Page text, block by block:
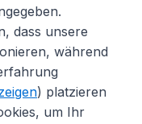
dass unsere
während
) platzieren
um Ihr